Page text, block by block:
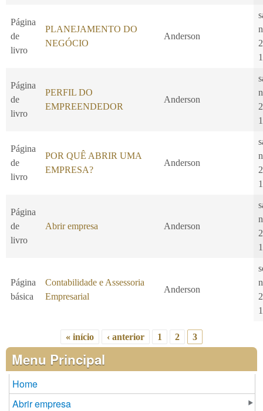
Página
de
livro
PLANEJAMENTO DO
NEGÓCIO
Anderson
Página
de
livro
PERFIL DO
EMPREENDEDOR
Anderson
Página
de
livro
POR QUÊ ABRIR UMA
EMPRESA?
Anderson
Página
de
livro
Abrir empresa Anderson
Página
básica
Contabilidade e Assessoria
Empresarial
Anderson
Páginas
« início ‹ anterior 1 2 3
Menu Principal
Home
Abrir empresa